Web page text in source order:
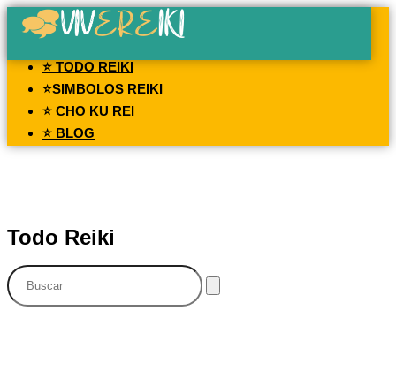
⭐ TODO REIKI
⭐SIMBOLOS REIKI
⭐ CHO KU REI
⭐ BLOG
Todo Reiki